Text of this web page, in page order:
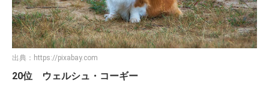
出典： https://pixabay.com
20位 ウェルシュ・コーギー